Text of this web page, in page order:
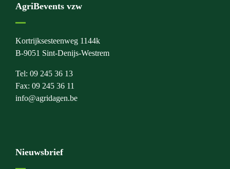
AgriBevents vzw
Kortrijksesteenweg 1144k
B-9051 Sint-Denijs-Westrem
Tel: 09 245 36 13
Fax: 09 245 36 11
info@agridagen.be
Nieuwsbrief